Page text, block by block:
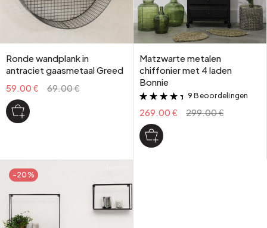
Ronde wandplank in
antraciet gaasmetaal Greed
59.00 €
69.00 €
Matzwarte metalen
chiffonier met 4 laden
Bonnie
&
9 Beoordelingen
269.00 € 299.00 €
-20%